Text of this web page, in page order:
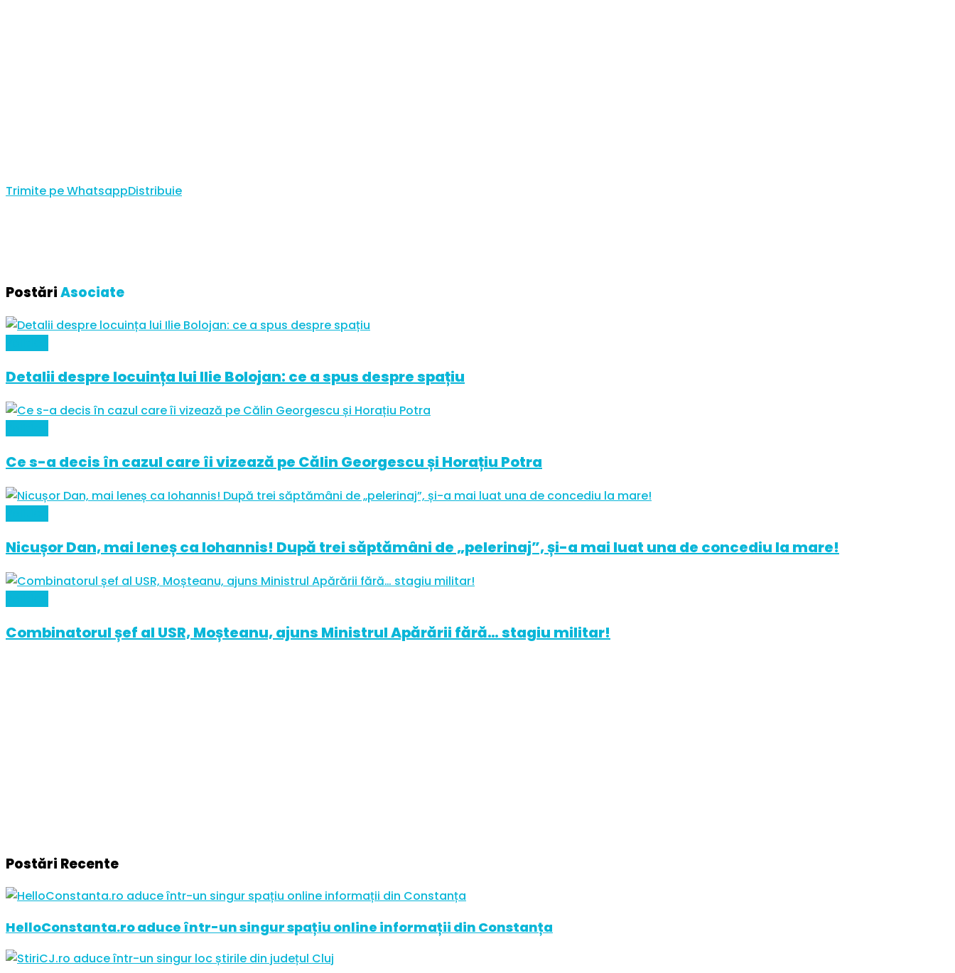
Trimite pe WhatsappDistribuie
PostăriAsociate
Detalii despre locuința lui Ilie Bolojan: ce a spus despre spațiu
Ce s-a decis în cazul care îi vizează pe Călin Georgescu și Horațiu Potra
Nicușor Dan, mai leneș ca Iohannis! După trei săptămâni de „pelerinaj”, și-a mai luat una de concediu la mare!
Combinatorul șef al USR, Moșteanu, ajuns Ministrul Apărării fără… stagiu militar!
Postări Recente
HelloConstanta.ro aduce într-un singur spațiu online informații din Constanța